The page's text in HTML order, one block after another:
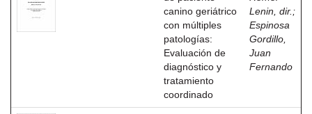
canino geriátrico
con múltiples
patologías:
Evaluación de
diagnóstico y
tratamiento
coordinado
Lenin, dir. ;
Espinosa
Gordillo,
Juan
Fernando